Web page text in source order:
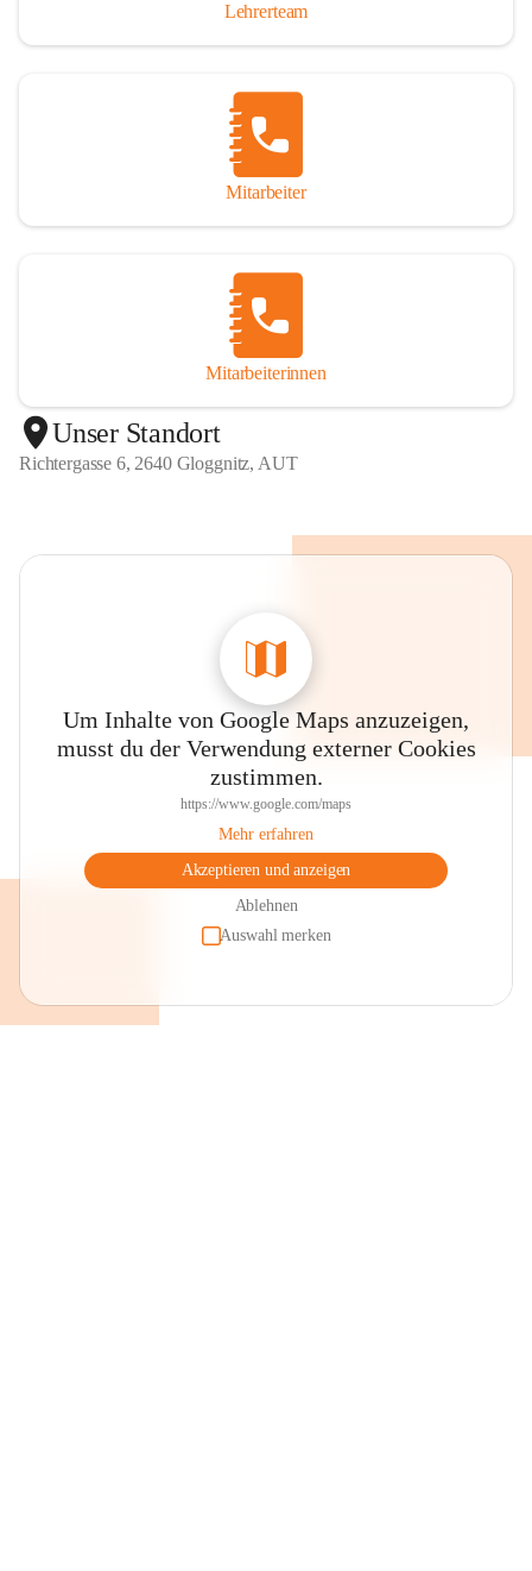
Lehrerteam
Mitarbeiter
Mitarbeiterinnen
+1
Unser Standort
Richtergasse 6, 2640 Gloggnitz, AUT
Um Inhalte von Google Maps anzuzeigen,
musst du der Verwendung externer Cookies
zustimmen.
https://www.google.com/maps
Mehr erfahren
Akzeptieren und anzeigen
Ablehnen
Auswahl merken